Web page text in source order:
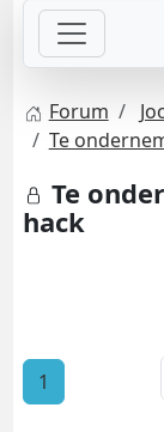
Forum
Te
Te
hack
1